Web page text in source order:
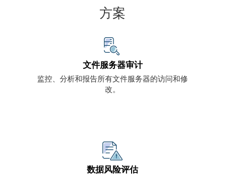
方案
文件服务器审计
监控、分析和报告所有文件服务器的访问和修
改。
数据风险评估